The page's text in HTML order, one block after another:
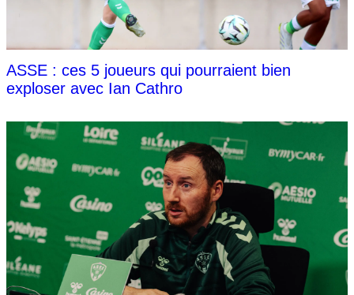
ASSE : ces 5 joueurs qui pourraient bien
exploser avec Ian Cathro